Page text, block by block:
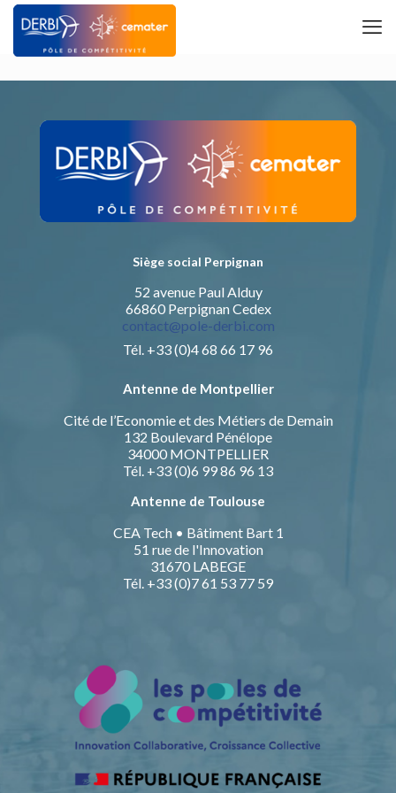
Siège social Perpignan
52 avenue Paul Alduy
66860 Perpignan Cedex
contact@pole-derbi.com
Tél. +33 (0)4 68 66 17 96
Antenne de Montpellier
Cité de l’Economie et des Métiers de Demain
132 Boulevard Pénélope
34000 MONTPELLIER
Tél. +33 (0)6 99 86 96 13
Antenne de Toulouse
CEA Tech • Bâtiment Bart 1
51 rue de l'Innovation
31670 LABEGE
Tél. +33 (0)7 61 53 77 59